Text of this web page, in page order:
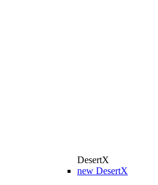
DesertX
new DesertX